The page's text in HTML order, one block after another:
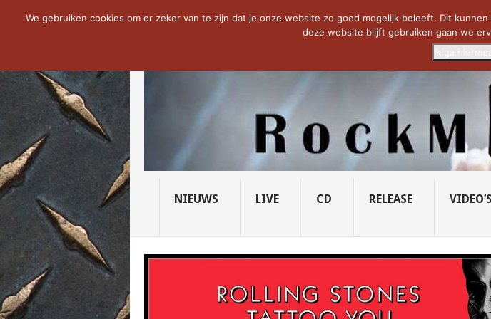
NOW TRENDING: THE VICIOUS HEAD SOCIETY... PRIDE OF LIONS – U...
NIEUWS LIVE CD RELEASE VIDEO’S
We gebruiken cookies om er zeker van te zijn dat je onze website zo goed mogelijk beleeft. Dit
deze website blijft gebruiken gaan we
Ik ga